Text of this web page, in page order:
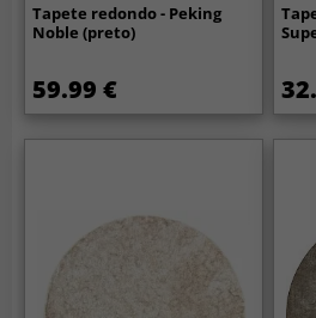
Tapete redondo - Peking
Noble (preto)
59.99 €